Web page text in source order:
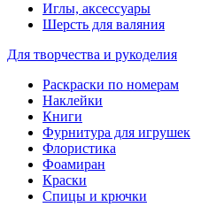
Иглы, аксессуары
Шерсть для валяния
Для творчества и рукоделия
Раскраски по номерам
Наклейки
Книги
Фурнитура для игрушек
Флористика
Фоамиран
Краски
Спицы и крючки